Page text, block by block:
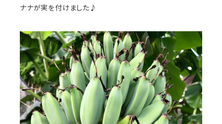
ナナが実を付けました♪